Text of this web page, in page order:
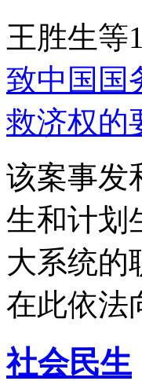
王胜生等
致中国国
救济权的
该案事发
生和计划
大系统的
在此依法
社会民生